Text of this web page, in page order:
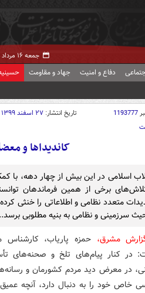
جمعه ۱۶ مرداد ۱۴۰۵ -
دفاع و امنیت جهاد و مقاومت
1193777 تاریخ انتشار: ۲۷ اسفند ۱۳۹۹ - ۰۱:۱۲
کاندیداها و
اسلامی در این بیش از چهار دهه، با
برخی از همین فرماندهان
متعدد نظامی و اطلاعاتی را خنثی
سرزمینی و نظامی به بنیه مطلوبی
مشرق، حمزه پاریاب،
در کنار پیام‌های تلخ و صحنه‌های
در معرض دید مردم کشورمان و
خاص خود را به دنبال دارد، آنچه